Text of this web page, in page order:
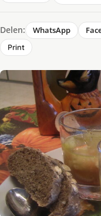
Delen: WhatsApp
Print